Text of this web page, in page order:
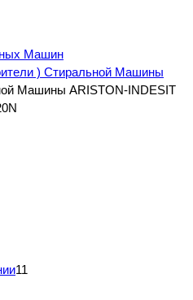
Машин
) Стиральной Машины
Машины ARISTON-INDESIT
11